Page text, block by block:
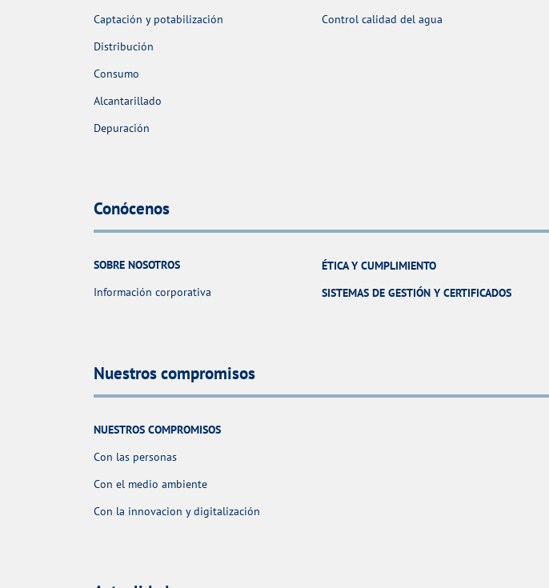
Captación y potabilización
Distribución
Consumo
Alcantarillado
Depuración
Control calidad del agua
Conócenos
SOBRE NOSOTROS
Información corporativa
ÉTICA Y CUMPLIMIENTO
SISTEMAS DE GESTIÓN Y CERTIFICADOS
Nuestros compromisos
NUESTROS COMPROMISOS
Con las personas
Con el medio ambiente
Con la innovacion y digitalización